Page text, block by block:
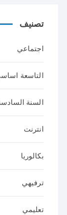
تصنيف
اجتماعي
التاسعة
السنة
انترنت
بكالوريا
ترفيهي
تعليمي